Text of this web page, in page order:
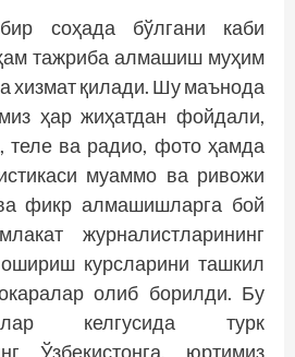
соҳада бўлгани каби
тажриба алмашиш муҳим
хизмат қилади. Шу маънода
ҳар жиҳатдан фойдали,
теле ва радио, фото ҳамда
муаммо ва ривожи
фикр алмашишларга бой
журналистларининг
курсларини ташкил
олиб борилди. Бу
келгусида турк
Ўзбекистонга, юртимиз